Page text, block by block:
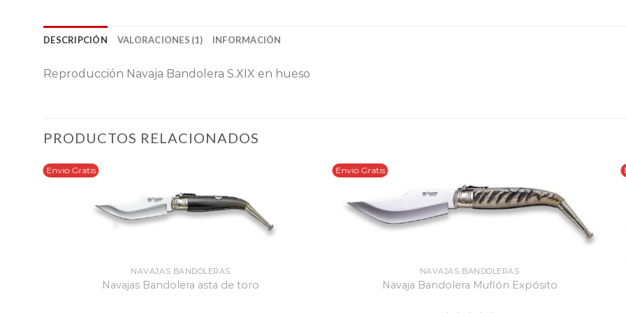
DESCRIPCIÓN VALORACIONES (1) INFORMACIÓN
Reproducción Navaja Bandolera S.XIX en hueso
PRODUCTOS RELACIONADOS
Envio Gratis
NAVAJAS BANDOLERAS
Navajas Bandolera asta de toro
Envio Gratis
NAVAJAS BANDOLERAS
Navaja Bandolera Muflón Expósito